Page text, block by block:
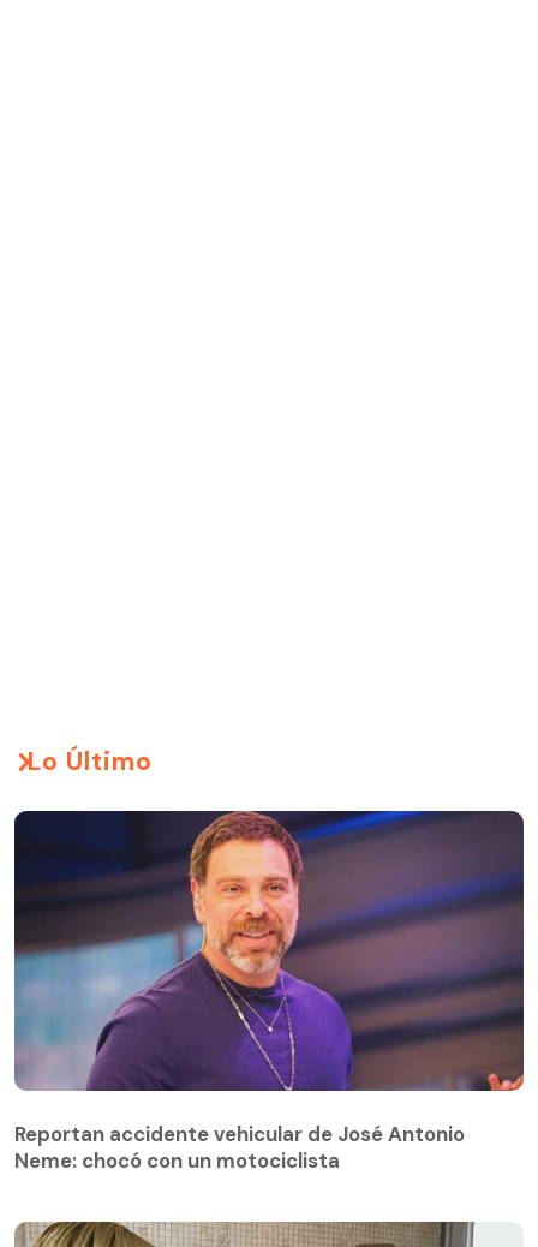
Lo Último
Reportan accidente vehicular de José Antonio
Neme: chocó con un motociclista